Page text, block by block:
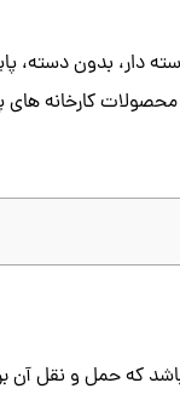
دار، بدون دسته،
کارخانه
که حمل و نقل آن